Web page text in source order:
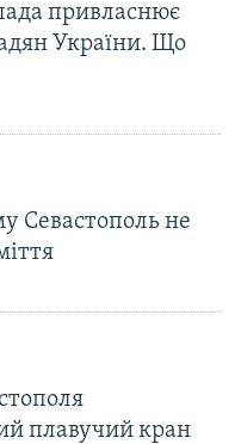
привласнює
України. Що
Севастополь не
плавучий кран